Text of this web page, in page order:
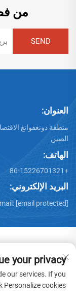
من
العنوان:
منطقة دونغقوانغ
الصين
الهاتف:
+86-15226701321
البريد الإلكتروني:
[email protected]
المحدودة -سياسة
your privacy
our services. If you
cookies.